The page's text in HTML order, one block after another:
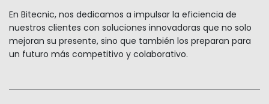
En Bitecnic, nos dedicamos a impulsar la eficiencia de
nuestros clientes con soluciones innovadoras que no solo
mejoran su presente, sino que también los preparan para
un futuro más competitivo y colaborativo.